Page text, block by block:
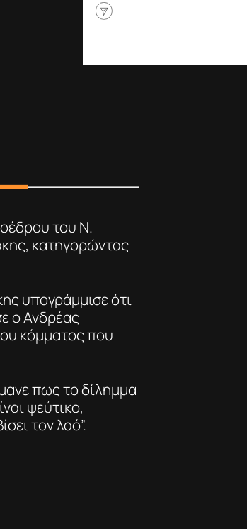
του Ν.
κατηγορώντας
υπογράμμισε ότι
ο Ανδρέας
κόμματος που
πως το δίλημμα
ψεύτικο,
τον λαό”.